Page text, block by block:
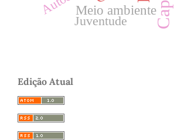
Meio ambiente
Juventude
Edição Atual